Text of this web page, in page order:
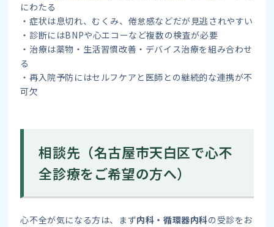
にわたる
・症状は息切れ、むくみ、倦怠感などだが見逃されやすい
・診断にはBNPや心エコーなど複数の検査が必要
・治療は薬物・生活習慣改善・デバイス治療を組み合わせ
る
・再入院予防にはセルフケアと医師との継続的な連携が不
可欠
相談先（名古屋市天白区で心不
全診療をご希望の方へ）
心不全が気になる方は、まず内科・循環器内科の受診をお